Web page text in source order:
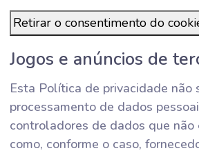
Retirar o consentimento do
Jogos e anúncios de
Esta Política de privacidade não
processamento de dados
controladores de dados que não
como, conforme o caso,